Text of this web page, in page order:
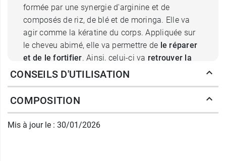
formée par une synergie d'arginine et de
composés de riz, de blé et de moringa. Elle va
agir comme la kératine du corps. Appliquée sur
le cheveu abimé, elle va permettre de le réparer
et de le fortifier. Ainsi, celui-ci va retrouver la
brillance et la force du cheveu
Ce concentré de kératine végétale bio
camomille bio qui va rendre à la chevelure son
CONSEILS D'UTILISATION
COMPOSITION
Mis à jour le : 30/01/2026